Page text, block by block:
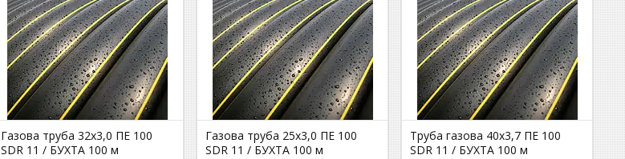
Газова труба 32х3,0 ПЕ 100
SDR 11 / БУХТА 100 м
Газова труба 25х3,0 ПЕ 100
SDR 11 / БУХТА 100 м
Труба газова 40х3,7 ПЕ 100
SDR 11 / БУХТА 100 м